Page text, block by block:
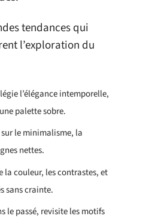
tendances qui
l’exploration du
l’élégance intemporelle,
palette sobre.
sur le minimalisme, la
nettes.
la couleur, les contrastes, et
sans crainte.
le passé, revisite les motifs